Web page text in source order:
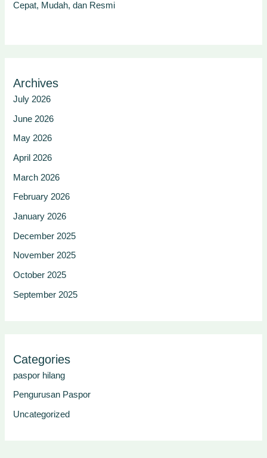
Cepat, Mudah, dan Resmi
Archives
July 2026
June 2026
May 2026
April 2026
March 2026
February 2026
January 2026
December 2025
November 2025
October 2025
September 2025
Categories
paspor hilang
Pengurusan Paspor
Uncategorized